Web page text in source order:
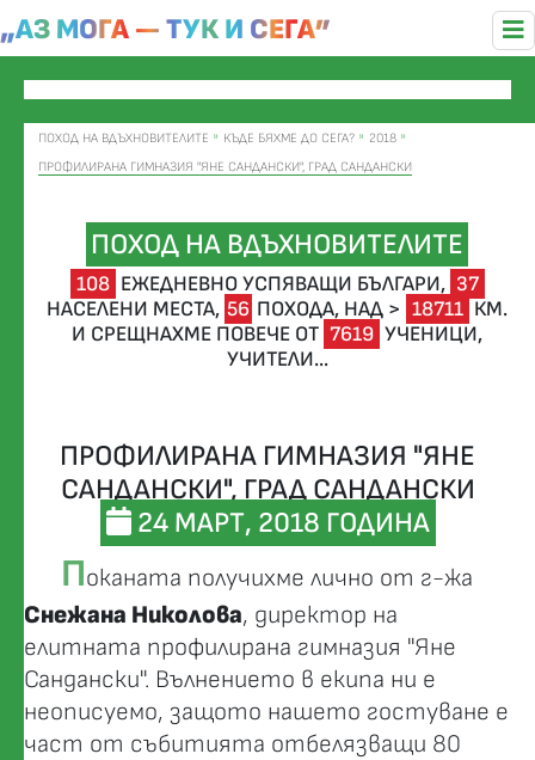
„АЗ МОГА — ТУК И СЕГА”
ПОХОД НА ВДЪХНОВИТЕЛИТЕ КЪДЕ БЯХМЕ ДО СЕГА?
2018
ПРОФИЛИРАНА ГИМНАЗИЯ "ЯНЕ САНДАНСКИ", ГРАД САНДАНСКИ
ПОХОД НА ВДЪХНОВИТЕЛИТЕ
108 ЕЖЕДНЕВНО УСПЯВАЩИ БЪЛГАРИ, 37
НАСЕЛЕНИ МЕСТА, 56 ПОХОДА, НАД > 18711 КМ.
И СРЕЩНАХМЕ ПОВЕЧЕ ОТ 7619 УЧЕНИЦИ,
УЧИТЕЛИ...
ПРОФИЛИРАНА ГИМНАЗИЯ "ЯНЕ
САНДАНСКИ", ГРАД САНДАНСКИ
24 МАРТ, 2018 ГОДИНА
Поканата получихме лично от г-жа
Снежана Николова, директор на
елитната профилирана гимназия "Яне
Сандански". Вълнението в екипа ни е
неописуемо, защото нашето гостуване е
част от събитията отбелязващи 80